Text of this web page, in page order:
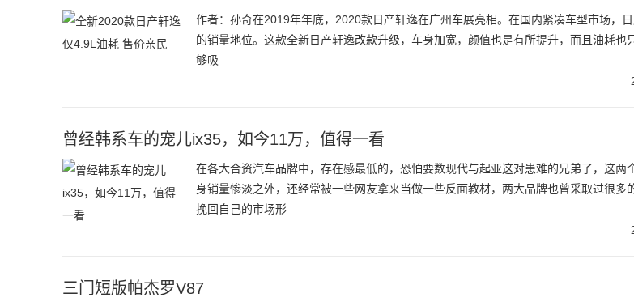
作者：孙奇在2019年年底，2020款日产轩逸在广州车展亮相。在国内紧凑车型市场，
的销量地位。这款全新日产轩逸改款升级，车身加宽，颜值也是有所提升，而且油耗也
够吸
曾经韩系车的宠儿ix35，如今11万，值得一看
在各大合资汽车品牌中，存在感最低的，恐怕要数现代与起亚这对患难的兄弟了，这两
身销量惨淡之外，还经常被一些网友拿来当做一些反面教材，两大品牌也曾采取过很多
挽回自己的市场形
三门短版帕杰罗V87